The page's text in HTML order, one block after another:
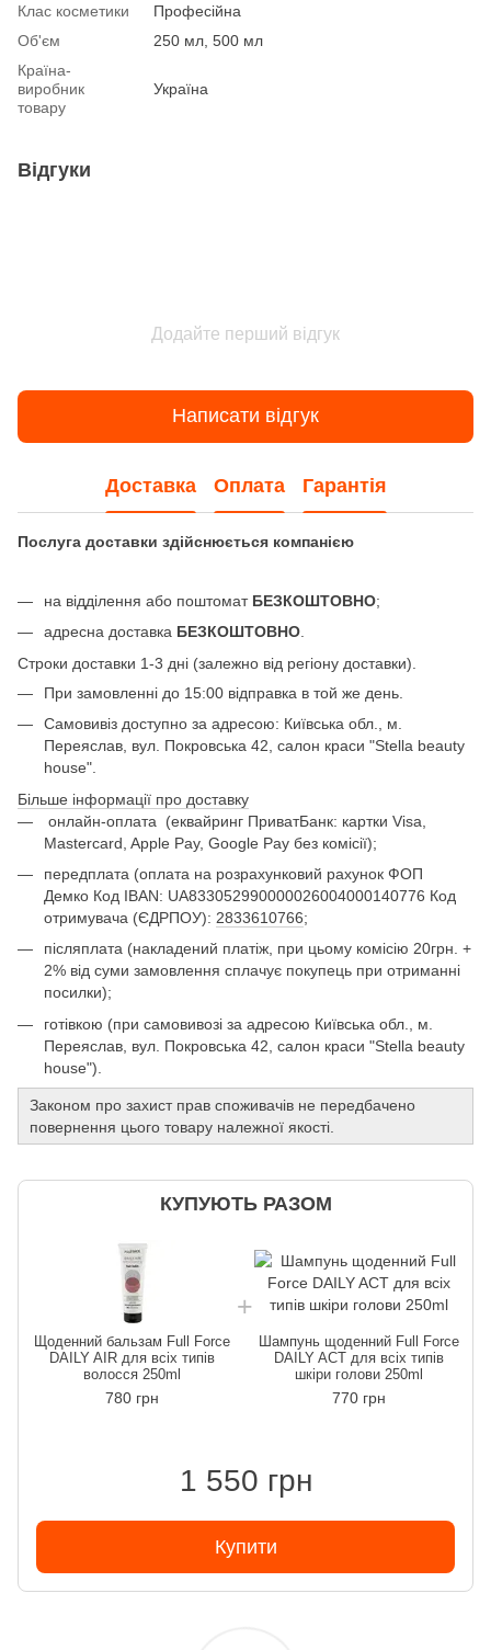
Клас косметики
Професійна
Об'єм
250 мл, 500 мл
Країна-
виробник
товару
Україна
Відгуки
Додайте перший відгук
Написати відгук
Доставка Оплата Гарантія
Послуга доставки здійснюється компанією
на відділення або поштомат БЕЗКОШТОВНО;
адресна доставка БЕЗКОШТОВНО.
Строки доставки 1-3 дні (залежно від регіону доставки).
При замовленні до 15:00 відправка в той же день.
Самовивіз доступно за адресою: Київська обл., м.
Переяслав, вул. Покровська 42, салон краси "Stella beauty
house".
Більше інформації про доставку
онлайн-оплата
(еквайринг ПриватБанк: картки Visa,
Mastercard, Apple Pay, Google Pay без комісії);
передплата (оплата на розрахунковий рахунок ФОП
Демко Код IBAN: UA833052990000026004000140776 Код
отримувача (ЄДРПОУ): 2833610766;
післяплата (накладений платіж, при цьому комісію 20грн. +
2% від суми замовлення сплачує покупець при отриманні
посилки);
готівкою (при самовивозі за адресою Київська обл., м.
Переяслав, вул. Покровська 42, салон краси "Stella beauty
house").
Законом про захист прав споживачів не передбачено
повернення цього товару належної якості.
КУПУЮТЬ РАЗОМ
Щоденний бальзам Full Force
DAILY AIR для всіх типів
волосся 250ml
780 грн
Шампунь щоденний Full Force
DAILY ACT для всіх типів
шкіри голови 250ml
770 грн
1 550 грн
Купити